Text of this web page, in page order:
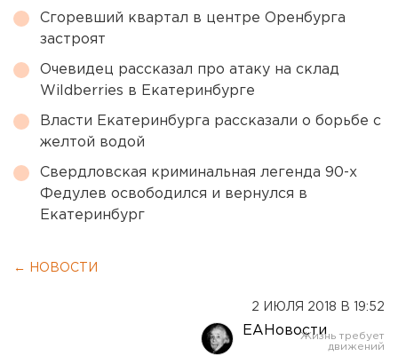
Сгоревший квартал в центре Оренбурга
застроят
Очевидец рассказал про атаку на склад
Wildberries в Екатеринбурге
Власти Екатеринбурга рассказали о борьбе с
желтой водой
Свердловская криминальная легенда 90-х
Федулев освободился и вернулся в
Екатеринбург
← НОВОСТИ
2 ИЮЛЯ 2018 В 19:52
ЕАНовости